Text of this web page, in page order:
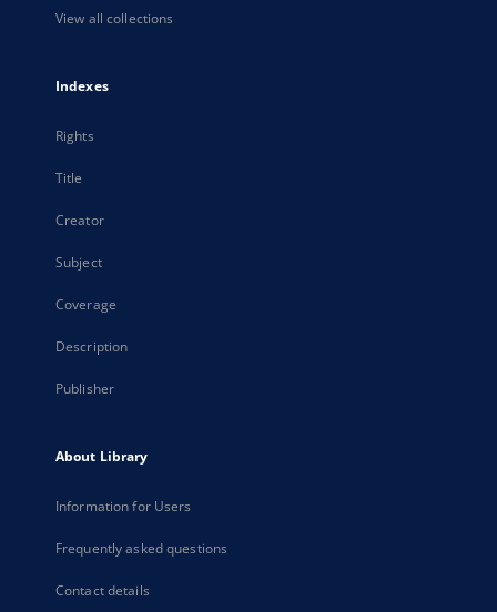
View all collections
Indexes
Rights
Title
Creator
Subject
Coverage
Description
Publisher
About Library
Information for Users
Frequently asked questions
Contact details